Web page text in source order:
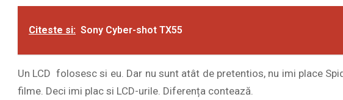
Citeste si: Sony Cyber-shot TX55
Un LCD folosesc si eu. Dar nu sunt atât de pretentios, nu imi place
filme. Deci imi plac si LCD-urile. Diferența contează.